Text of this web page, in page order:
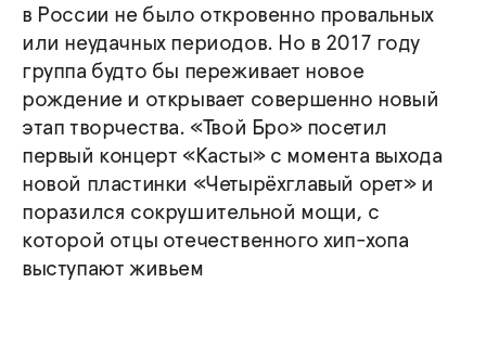
в России не было откровенно провальных
или неудачных периодов. Но в 2017 году
группа будто бы переживает новое
рождение и открывает совершенно новый
этап творчества. «Твой Бро» посетил
первый концерт «Касты» с момента выхода
новой пластинки «Четырёхглавый орет» и
поразился сокрушительной мощи, с
которой отцы отечественного хип-хопа
выступают живьем